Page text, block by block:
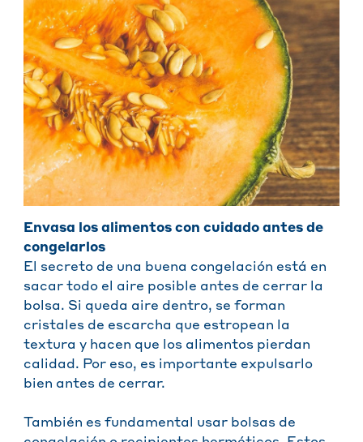
Envasa los alimentos con cuidado antes de
congelarlos
El secreto de una buena congelación está en
sacar todo el aire posible antes de cerrar la
bolsa. Si queda aire dentro, se forman
cristales de escarcha que estropean la
textura y hacen que los alimentos pierdan
calidad. Por eso, es importante expulsarlo
bien antes de cerrar.
También es fundamental usar bolsas de